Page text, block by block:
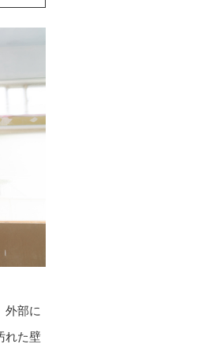
外部に
れた壁